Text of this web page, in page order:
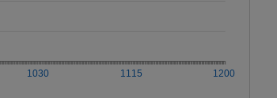
1030 1115 1200